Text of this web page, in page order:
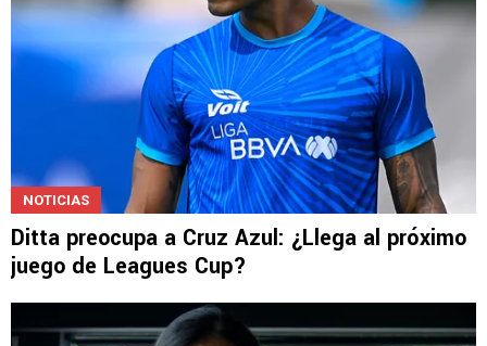
NOTICIAS
Ditta preocupa a Cruz Azul: ¿Llega al próximo
juego de Leagues Cup?